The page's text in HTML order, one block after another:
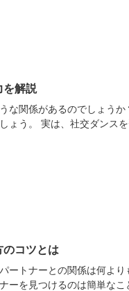
を解説
な関係があるのでしょうか
ょう。 実は、社交ダンスを
コツとは
ートナーとの関係は何より
ーを見つけるのは簡単なこ